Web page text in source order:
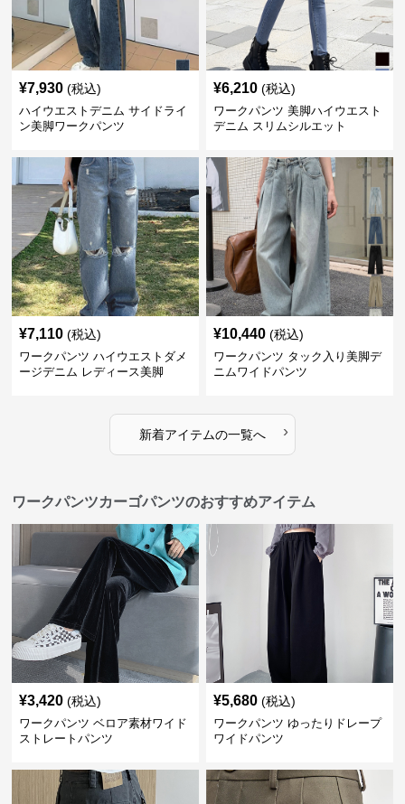
¥7,930 (税込)
ハイウエストデニム サイドライ
ン美脚ワークパンツ
¥6,210 (税込)
ワークパンツ 美脚ハイウエスト
デニム スリムシルエット
¥7,110 (税込)
ワークパンツ ハイウエストダメ
ージデニム レディース美脚
¥10,440 (税込)
ワークパンツ タック入り美脚デ
ニムワイドパンツ
新着アイテムの一覧へ ›
ワークパンツカーゴパンツのおすすめアイテム
¥3,420 (税込)
ワークパンツ ベロア素材ワイド
ストレートパンツ
¥5,680 (税込)
ワークパンツ ゆったりドレープ
ワイドパンツ